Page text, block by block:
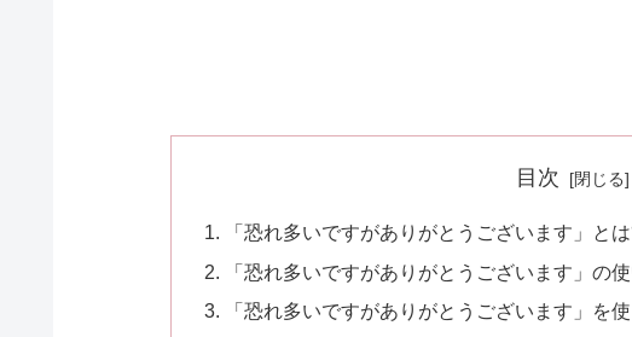
目次
「恐れ多いですがありがとうございます」と
「恐れ多いですがありがとうございます」の
「恐れ多いですがありがとうございます」を